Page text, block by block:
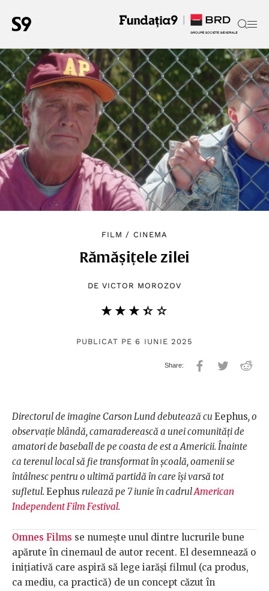
FILM / CINEMA
Rămășițele zilei
DE VICTOR MOROZOV
★★★★★
☆☆☆☆☆
PUBLICAT PE 6 IUNIE 2025
Directorul de imagine Carson Lund debutează cu Eephus, o
observație blândă, camaraderească a unei comunități de
amatori de baseball de pe coasta de est a Americii. Înainte
ca terenul local să fie transformat în școală, oamenii se
întâlnesc pentru o ultimă partidă în care își varsă tot
sufletul. Eephus rulează pe 7 iunie în cadrulAmerican
Independent Film Festival.
Omnes Films se numește unul dintre lucrurile bune
apărute în cinemaul de autor recent. El desemnează o
inițiativă care aspiră să lege iarăși filmul (ca produs,
ca mediu, ca practică) de un concept căzut în